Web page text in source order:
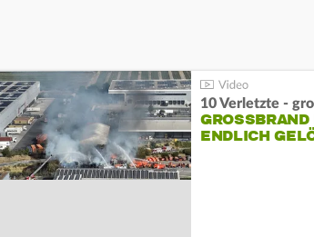
10 Verletzte -
GROSSBRAND
NDLICH